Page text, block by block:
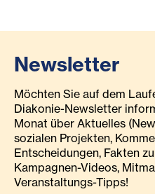
Newsletter
Möchten Sie auf dem
Diakonie-Newsletter
Monat über Aktuelles
sozialen Projekten,
Entscheidungen, Fakten
Kampagnen-Videos,
Veranstaltungs-Tipps!